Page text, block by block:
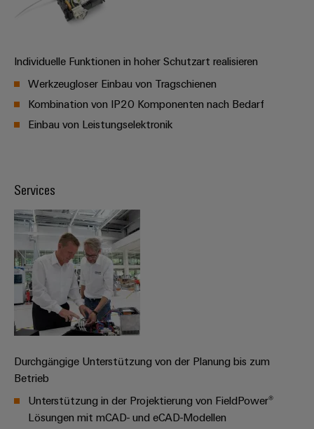
Gehäuse
Kabelkonfektionierung
Individuelle Funktionen in hoher Schutzart realisieren
Werkzeugloser Einbau von Tragschienen
Kombination von IP20 Komponenten nach Bedarf
Einbau von Leistungselektronik
Services
Durchgängige Unterstützung von der Planung bis zum
Betrieb
Unterstützung in der Projektierung von FieldPower®
Lösungen mit mCAD- und eCAD-Modellen